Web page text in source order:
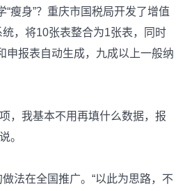
身”？重庆市国税局开发了增值
统，将10张表整合为1张表，同时
申报表自动生成，九成以上一般纳
我基本不用再填什么数据，报
。
法在全国推广。“以此为思路，不